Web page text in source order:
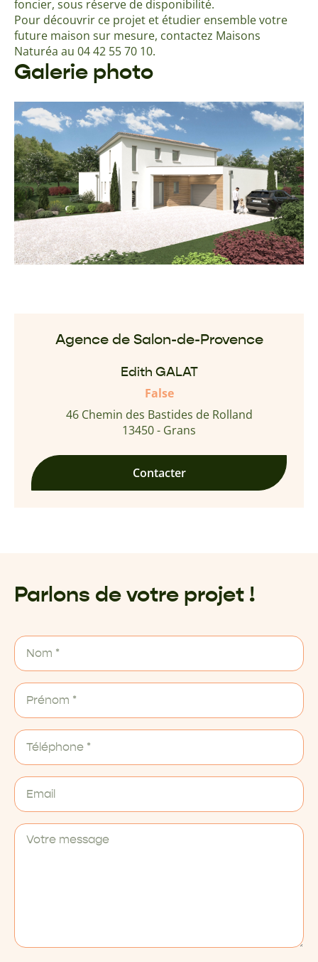
foncier, sous réserve de disponibilité.
Pour découvrir ce projet et étudier ensemble votre
future maison sur mesure, contactez Maisons
Naturéa au 04 42 55 70 10.
Galerie photo
Agence de Salon-de-Provence
Edith GALAT
False
46 Chemin des Bastides de Rolland
13450 - Grans
Contacter
Parlons de votre projet !